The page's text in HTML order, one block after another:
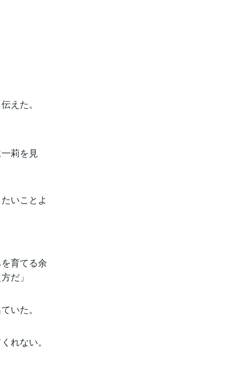
えた。
莉を見
いことよ
育てる余
だ」
いた。
れない。